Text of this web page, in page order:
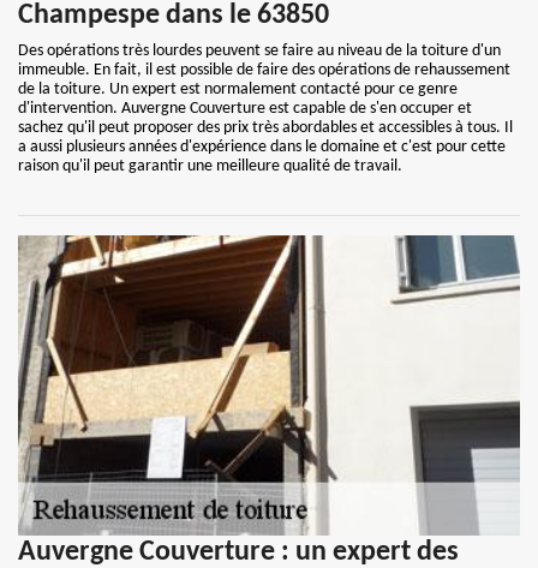
Champespe dans le 63850
Des opérations très lourdes peuvent se faire au niveau de la toiture d'un
immeuble. En fait, il est possible de faire des opérations de rehaussement
de la toiture. Un expert est normalement contacté pour ce genre
d'intervention. Auvergne Couverture est capable de s'en occuper et
sachez qu'il peut proposer des prix très abordables et accessibles à tous. Il
a aussi plusieurs années d'expérience dans le domaine et c'est pour cette
raison qu'il peut garantir une meilleure qualité de travail.
Auvergne Couverture : un expert des